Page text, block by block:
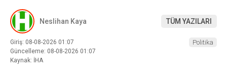
Neslihan Kaya TÜM YAZILARI
Giriş: 08-08-2026 01:07
Güncelleme: 08-08-2026 01:07
Kaynak: İHA
Politika